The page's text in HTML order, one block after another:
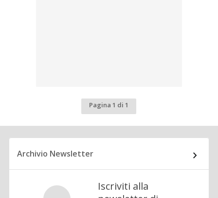
Pagina 1 di 1
Archivio Newsletter
Iscriviti alla